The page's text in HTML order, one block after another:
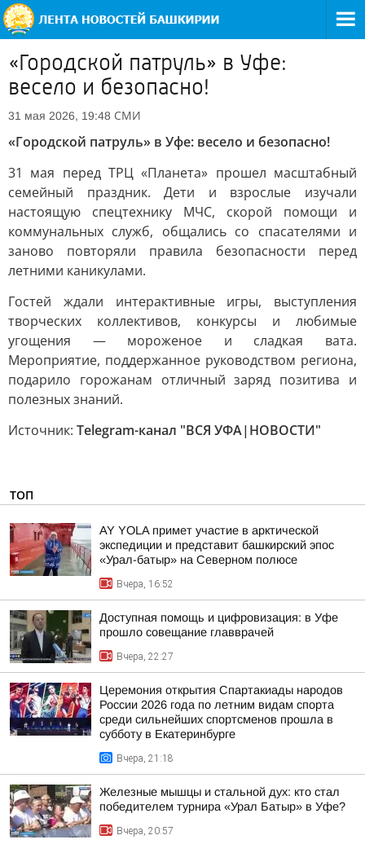
«Городской патруль» в Уфе:
весело и безопасно!
31 мая 2026, 19:48 СМИ
«Городской патруль» в Уфе: весело и безопасно!
31 мая перед ТРЦ «Планета» прошел масштабный
семейный праздник. Дети и взрослые изучали
настоящую спецтехнику МЧС, скорой помощи и
коммунальных служб, общались со спасателями и
заново повторяли правила безопасности перед
летними каникулами.
Гостей ждали интерактивные игры, выступления
творческих коллективов, конкурсы и любимые
угощения — мороженое и сладкая вата.
Мероприятие, поддержанное руководством региона,
подарило горожанам отличный заряд позитива и
полезных знаний.
Источник: Telegram-канал "ВСЯ УФА|НОВОСТИ"
ТОП
AY YOLA примет участие в арктической
экспедиции и представит башкирский эпос
«Урал-батыр» на Северном полюсе
Вчера, 16:52
Доступная помощь и цифровизация: в Уфе
прошло совещание главврачей
Вчера, 22:27
Церемония открытия Спартакиады народов
России 2026 года по летним видам спорта
среди сильнейших спортсменов прошла в
субботу в Екатеринбурге
Вчера, 21:18
Железные мышцы и стальной дух: кто стал
победителем турнира «Урал Батыр» в Уфе?
Вчера, 20:57